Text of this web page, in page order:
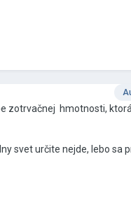
zotrvačnej hmotnosti,
svet určite nejde, lebo sa